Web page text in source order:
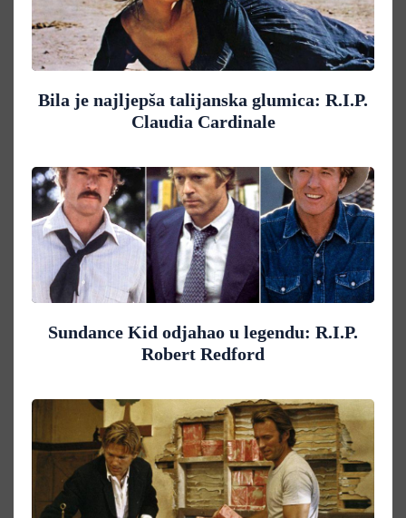
Bila je najljepša talijanska glumica: R.I.P.
Claudia Cardinale
Sundance Kid odjahao u legendu: R.I.P.
Robert Redford